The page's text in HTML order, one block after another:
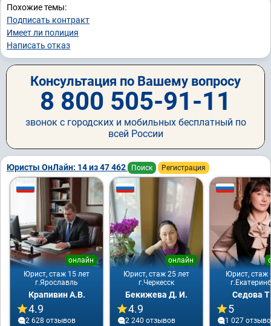
Похожие темы:
Подписать контракт
Имеет ли полиция
Написать отказ
Консультация по Вашему вопросу
8 800 505-91-11
звонок с городских и мобильных бесплатный по
всей России
Юристы ОнЛайн: 14 из 47 462 Поиск Регистрация
Юрист, стаж 15 лет
онлайн
г.Ярославль
Крапивин А.В.
4.9
2 628 отзывов
Юрист, стаж 25 лет
онлайн
г.Черкесск
Бекижева Д. И.
4.9
2 240 отзывов
Юрист, стаж
Седова
5
1 027